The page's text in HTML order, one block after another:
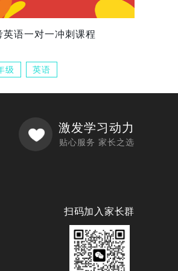
英语一对一冲刺课程
级 英语
激发学习动力
贴心服务 家长之选
扫码加入家长群